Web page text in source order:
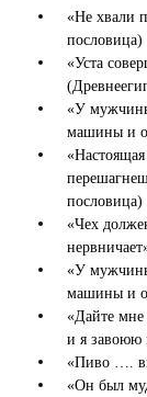
«Не хвали
пословица)
«Уста
«У
машины и
«Настоящая
пословица)
«Чех
«У
машины и
«Дайте
и я завоюю
«Пиво ….
«Он был